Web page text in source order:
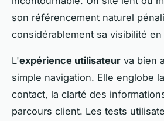
son référencement naturel
considérablement sa visibilité en
L'expérience utilisateur va bien
simple navigation. Elle englobe
contact, la clarté des
parcours client. Les tests